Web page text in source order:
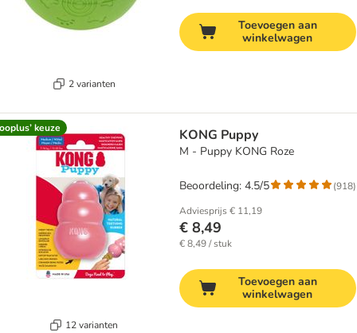
2 varianten
Toevoegen aan
winkelwagen
keuze
12 varianten
KONG Puppy
M - Puppy KONG Roze
Adviesprijs € 11,19
€ 8,49
€ 8,49 / stuk
Beoordeling: 4.5/5 (918)
Toevoegen aan
winkelwagen